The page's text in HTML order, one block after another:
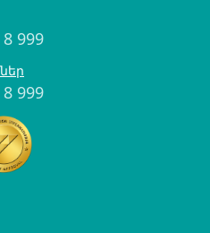
8 999
8 999